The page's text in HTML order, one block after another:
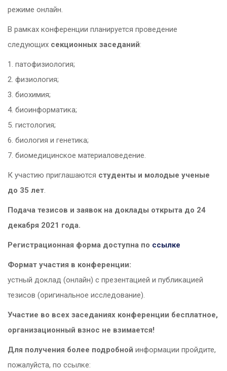
режиме онлайн.
В рамках конференции планируется проведение
следующих секционных заседаний:
1. патофизиология;
2. физиология;
3. биохимия;
4. биоинформатика;
5. гистология;
6. биология и генетика;
7. биомедицинское материаловедение.
К участию приглашаются студенты и молодые ученые
до 35 лет.
Подача тезисов и заявок на доклады открыта до 24
декабря 2021 года.
Регистрационная форма доступна по ссылке
Формат участия в конференции:
устный доклад (онлайн) с презентацией и публикацией
тезисов (оригинальное исследование).
Участие во всех заседаниях конференции бесплатное,
организационный взнос не взимается!
Для получения более подробной информации пройдите,
пожалуйста, по ссылке: